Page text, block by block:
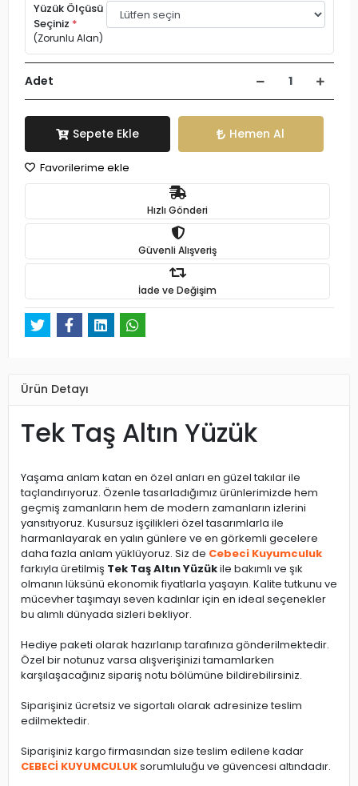
Yüzük Ölçüsü
Seçiniz *
(Zorunlu Alan)
Adet
Sepete Ekle Hemen Al
Favorilerime ekle
Hızlı Gönderi
Güvenli Alışveriş
İade ve Değişim
Ürün Detayı
Tek Taş Altın Yüzük
Yaşama anlam katan en özel anları en güzel takılar ile
taçlandırıyoruz. Özenle tasarladığımız ürünlerimizde hem
geçmiş zamanların hem de modern zamanların izlerini
yansıtıyoruz. Kusursuz işçilikleri özel tasarımlarla ile
harmanlayarak en yalın günlere ve en görkemli gecelere
daha fazla anlam yüklüyoruz. Siz de Cebeci Kuyumculuk
farkıyla üretilmiş Tek Taş Altın Yüzükile bakımlı ve şık
olmanın lüksünü ekonomik fiyatlarla yaşayın. Kalite tutkunu ve
mücevher taşımayı seven kadınlar için en ideal seçenekler
bu alımlı dünyada sizleri bekliyor.
Hediye paketi olarak hazırlanıp tarafınıza gönderilmektedir.
Özel bir notunuz varsa alışverişinizi tamamlarken
karşılaşacağınız sipariş notu bölümüne bildirebilirsiniz.
Siparişiniz ücretsiz ve sigortalı olarak adresinize teslim
edilmektedir.
Siparişiniz kargo firmasından size teslim edilene kadar
CEBECİ KUYUMCULUKsorumluluğu ve güvencesi altındadır.